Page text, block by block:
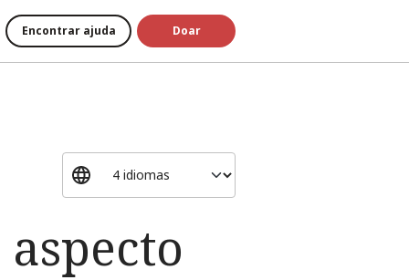
Encontrar ajuda Doar